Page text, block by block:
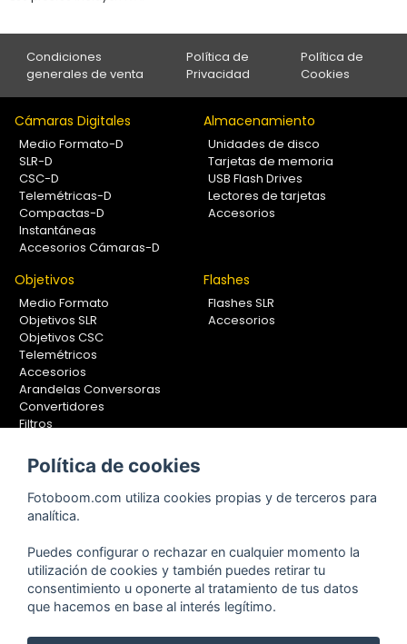
Condiciones
generales de venta
Política de
Privacidad
Política de
Cookies
Cámaras Digitales
Medio Formato-D
SLR-D
CSC-D
Telemétricas-D
Compactas-D
Instantáneas
Accesorios Cámaras-D
Almacenamiento
Unidades de disco
Tarjetas de memoria
USB Flash Drives
Lectores de tarjetas
Accesorios
Objetivos
Medio Formato
Objetivos SLR
Objetivos CSC
Telemétricos
Accesorios
Arandelas Conversoras
Convertidores
Filtros
Calibradores
Flashes
Flashes SLR
Accesorios
Soportes Fotografía
Monopiés
Trípodes
Kit Completos
Accesorios
Política de cookies
Fotoboom.com utiliza cookies propias y de terceros para
analítica.
Puedes configurar o rechazar en cualquier momento la
utilización de cookies y también puedes retirar tu
consentimiento u oponerte al tratamiento de tus datos
que hacemos en base al interés legítimo.